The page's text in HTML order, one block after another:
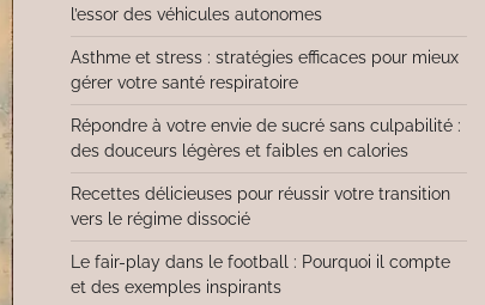
l’essor des véhicules autonomes
Asthme et stress : stratégies efficaces pour mieux
gérer votre santé respiratoire
Répondre à votre envie de sucré sans culpabilité :
des douceurs légères et faibles en calories
Recettes délicieuses pour réussir votre transition
vers le régime dissocié
Le fair-play dans le football : Pourquoi il compte
et des exemples inspirants